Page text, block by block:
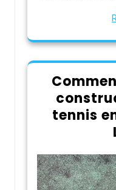
tennis